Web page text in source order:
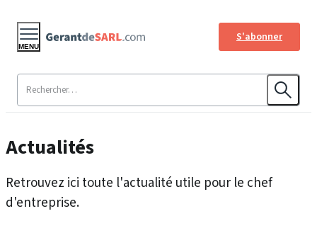
S'abonner
MENU
Actualités
Retrouvez ici toute l'actualité utile pour le chef
d'entreprise.